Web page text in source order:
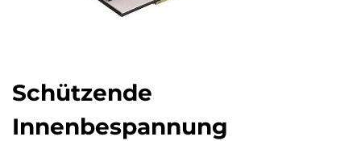
Schützende
Innenbespannung